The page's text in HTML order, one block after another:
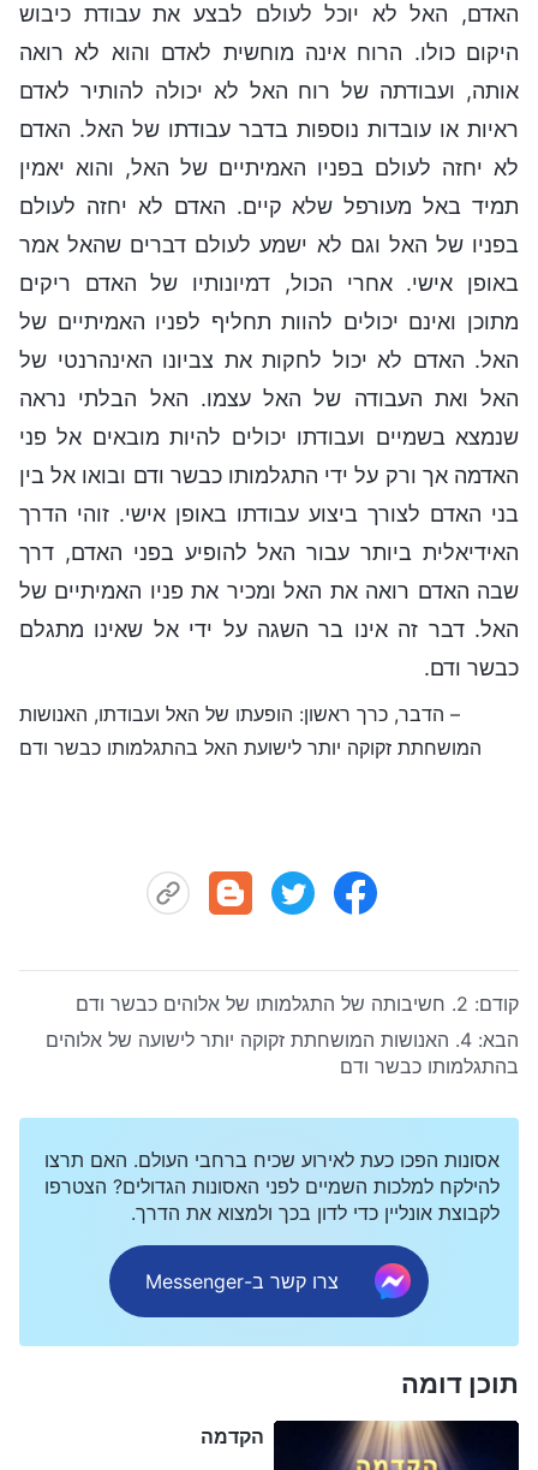
האדם, האל לא יוכל לעולם לבצע את עבודת כיבוש
היקום כולו. הרוח אינה מוחשית לאדם והוא לא רואה
אותה, ועבודתה של רוח האל לא יכולה להותיר לאדם
ראיות או עובדות נוספות בדבר עבודתו של האל. האדם
לא יחזה לעולם בפניו האמיתיים של האל, והוא יאמין
תמיד באל מעורפל שלא קיים. האדם לא יחזה לעולם
בפניו של האל וגם לא ישמע לעולם דברים שהאל אמר
באופן אישי. אחרי הכול, דמיונותיו של האדם ריקים
מתוכן ואינם יכולים להוות תחליף לפניו האמיתיים של
האל. האדם לא יכול לחקות את צביונו האינהרנטי של
האל ואת העבודה של האל עצמו. האל הבלתי נראה
שנמצא בשמיים ועבודתו יכולים להיות מובאים אל פני
האדמה אך ורק על ידי התגלמותו כבשר ודם ובואו אל בין
בני האדם לצורך ביצוע עבודתו באופן אישי. זוהי הדרך
האידיאלית ביותר עבור האל להופיע בפני האדם, דרך
שבה האדם רואה את האל ומכיר את פניו האמיתיים של
האל. דבר זה אינו בר השגה על ידי אל שאינו מתגלם
כבשר ודם.
– הדבר, כרך ראשון: הופעתו של האל ועבודתו, האנושות
המושחתת זקוקה יותר לישועת האל בהתגלמותו כבשר ודם
קודם: 2. חשיבותה של התגלמותו של אלוהים כבשר ודם
הבא:
4. האנושות המושחתת זקוקה יותר לישועה של אלוהים
בהתגלמותו כבשר ודם
אסונות הפכו כעת לאירוע שכיח ברחבי העולם. האם תרצו
להילקח למלכות השמיים לפני האסונות הגדולים? הצטרפו
לקבוצת אונליין כדי לדון בכך ולמצוא את הדרך.
צרו קשר ב-Messenger
תוכן דומה
הקדמה